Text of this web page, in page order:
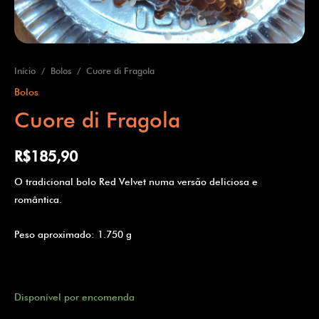
Início / Bolos / Cuore di Fragola
Bolos
Cuore di Fragola
R$185,90
O tradicional bolo Red Velvet numa versão deliciosa e
romântica.
Peso aproximado: 1.750 g
Disponível por encomenda